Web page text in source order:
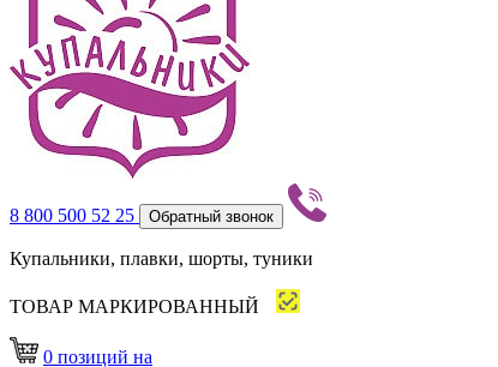
8 800 500 52 25 Обратный звонок
Купальники, плавки, шорты, туники
ТОВАР МАРКИРОВАННЫЙ
0 позиций на